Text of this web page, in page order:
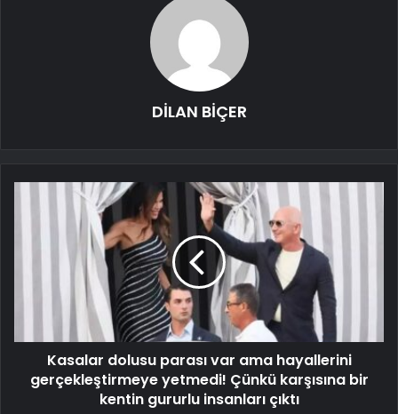
DİLAN BİÇER
Kasalar dolusu parası var ama hayallerini
gerçekleştirmeye yetmedi! Çünkü karşısına bir
kentin gururlu insanları çıktı